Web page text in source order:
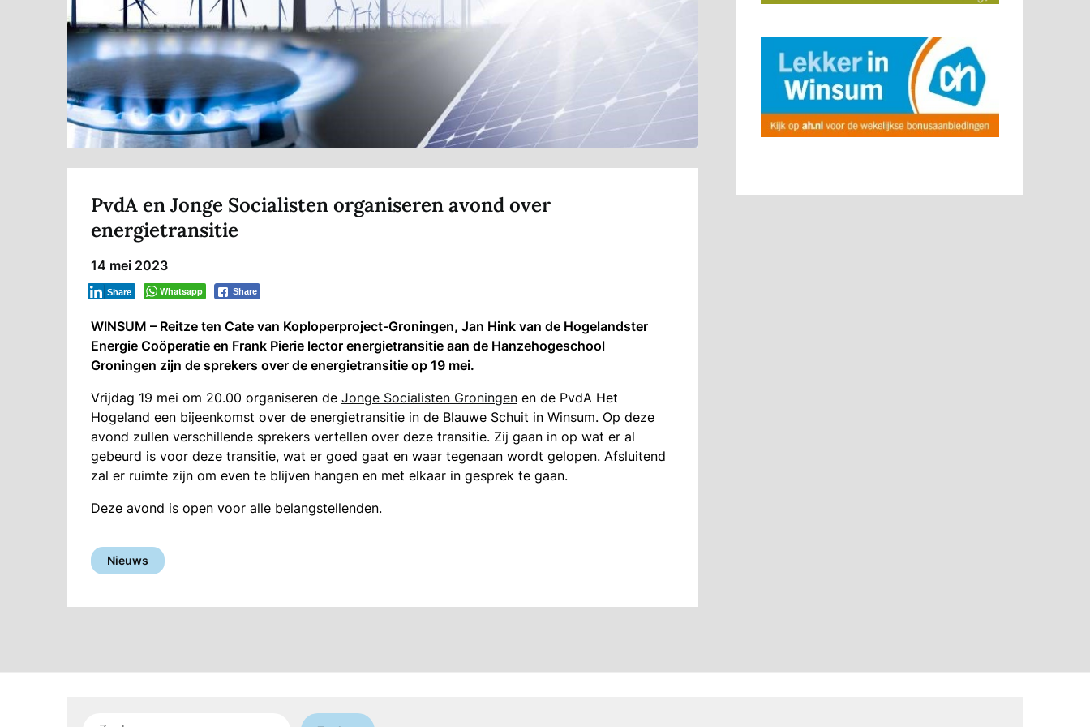
PvdA en Jonge Socialisten organiseren avond over
energietransitie
14 mei 2023
Whatsapp Share
Share
WINSUM – Reitze ten Cate van Koploperproject-Groningen, Jan Hink van de Hogelandster
Energie Coöperatie en Frank Pierie lector energietransitie aan de Hanzehogeschool
Groningen zijn de sprekers over de energietransitie op 19 mei.
Vrijdag 19 mei om 20.00 organiseren de Jonge Socialisten Groningen en de PvdA Het
Hogeland een bijeenkomst over de energietransitie in de Blauwe Schuit in Winsum. Op deze
avond zullen verschillende sprekers vertellen over deze transitie. Zij gaan in op wat er al
gebeurd is voor deze transitie, wat er goed gaat en waar tegenaan wordt gelopen. Afsluitend
zal er ruimte zijn om even te blijven hangen en met elkaar in gesprek te gaan.
Deze avond is open voor alle belangstellenden.
Nieuws
Zoeken